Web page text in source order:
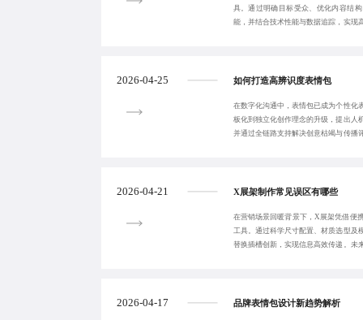
具。通过明确目标受众、优化内容结
能，并结合技术性能与数据追踪，实现
2026-04-25 如何打造高辨识度表情包
在数字化沟通中，表情包已成为个性化
板化到独立化创作理念的升级，提出人
并通过全链路支持解决创意枯竭与传播
2026-04-21 X展架制作常见误区有哪些
在营销场景回暖背景下，X展架凭借便
工具。通过科学尺寸配置、材质选型及
替换插槽创新，实现信息高效传递。未
2026-04-17 品牌表情包设计新趋势解析